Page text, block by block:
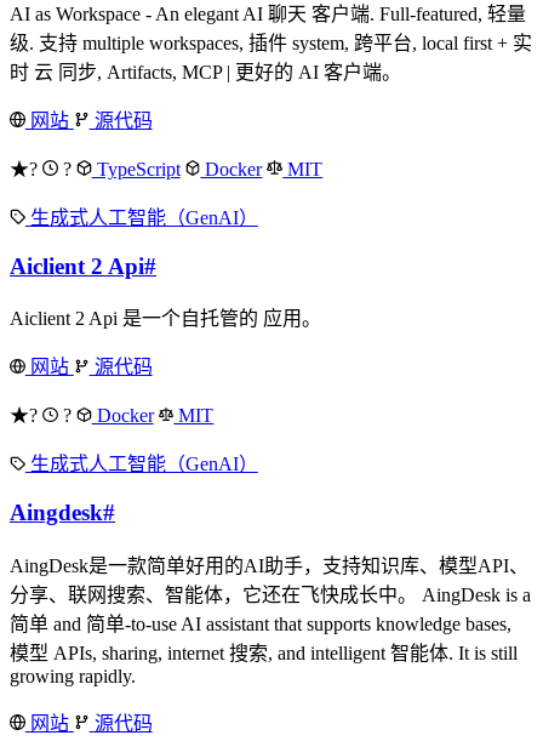
AI as Workspace - An elegant AI 聊天 客户端. Full-featured, 轻量
级. 支持 multiple workspaces, 插件 system, 跨平台, local first + 实
时 云 同步, Artifacts, MCP | 更好的 AI 客户端。
网站 源代码
★? ? TypeScript Docker MIT
生成式人工智能（GenAI）
Aiclient 2 Api#
Aiclient 2 Api 是一个自托管的 应用。
网站 源代码
★? ? Docker MIT
生成式人工智能（GenAI）
Aingdesk#
AingDesk是一款简单好用的AI助手，支持知识库、模型API、
分享、联网搜索、智能体，它还在飞快成长中。 AingDesk is a
简单 and 简单-to-use AI assistant that supports knowledge bases,
模型 APIs, sharing, internet 搜索, and intelligent 智能体. It is still
growing rapidly.
网站 源代码